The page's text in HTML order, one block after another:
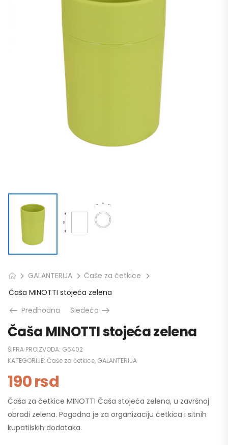
GALANTERIJA
Čaše za četkice
Čaša MINOTTI stojeća zelena
Predhodna
Sledeća
Čaša MINOTTI stojeća zelena
ŠIFRA PROIZVODA: G6402
KATEGORIJE: Čaše za četkice, GALANTERIJA
190rsd
Čaša za četkice MINOTTI Čaša stojeća zelena, u završnoj
obradi zelena. Pogodna je za organizaciju četkica i sitnih
kupatilskih dodataka.